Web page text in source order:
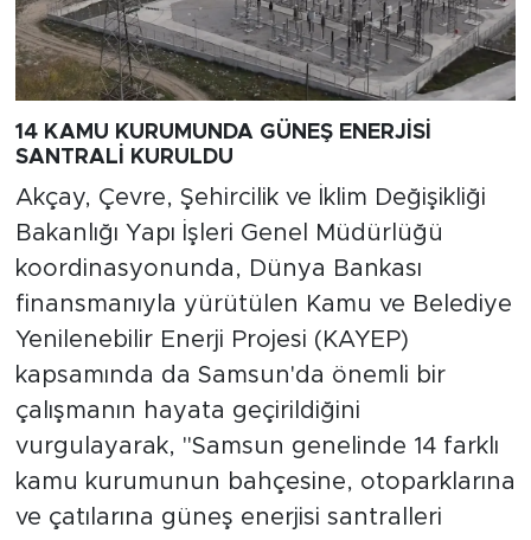
14 KAMU KURUMUNDA GÜNEŞ ENERJİSİ
SANTRALİ KURULDU
Akçay, Çevre, Şehircilik ve İklim Değişikliği
Bakanlığı Yapı İşleri Genel Müdürlüğü
koordinasyonunda, Dünya Bankası
finansmanıyla yürütülen Kamu ve Belediye
Yenilenebilir Enerji Projesi (KAYEP)
kapsamında da Samsun'da önemli bir
çalışmanın hayata geçirildiğini
vurgulayarak, "Samsun genelinde 14 farklı
kamu kurumunun bahçesine, otoparklarına
ve çatılarına güneş enerjisi santralleri